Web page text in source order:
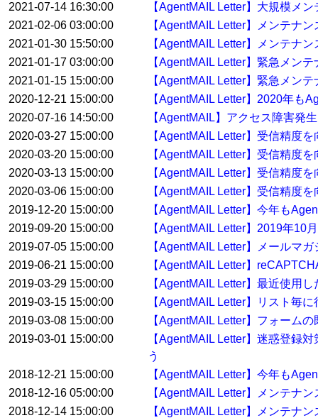
2021-07-14 16:30:00
【AgentMAIL Letter】大規模メ
2021-02-06 03:00:00
【AgentMAIL Letter】メンテナ
2021-01-30 15:50:00
【AgentMAIL Letter】メンテナ
2021-01-17 03:00:00
【AgentMAIL Letter】緊急メン
2021-01-15 15:00:00
【AgentMAIL Letter】緊急メン
2020-12-21 15:00:00
【AgentMAIL Letter】2020年も
2020-07-16 14:50:00
【AgentMAIL】アクセス障害発
2020-03-27 15:00:00
【AgentMAIL Letter】受信精度
2020-03-20 15:00:00
【AgentMAIL Letter】受信精度
2020-03-13 15:00:00
【AgentMAIL Letter】受信精度
2020-03-06 15:00:00
【AgentMAIL Letter】受信精度
2019-12-20 15:00:00
【AgentMAIL Letter】今年も
2019-09-20 15:00:00
【AgentMAIL Letter】2019年10
2019-07-05 15:00:00
【AgentMAIL Letter】メールマ
2019-06-21 15:00:00
【AgentMAIL Letter】
2019-03-29 15:00:00
【AgentMAIL Letter】最近使用
2019-03-15 15:00:00
【AgentMAIL Letter】リスト毎
2019-03-08 15:00:00
【AgentMAIL Letter】フォーム
2019-03-01 15:00:00
【AgentMAIL Letter】迷惑登録
う
2018-12-21 15:00:00
【AgentMAIL Letter】今年も
2018-12-16 05:00:00
【AgentMAIL Letter】メンテナ
2018-12-14 15:00:00
【AgentMAIL Letter】メンテナ